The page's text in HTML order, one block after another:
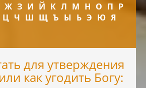
Ж З И Й К Л М Н О П Р
Ц Ч Ш Щ Ъ Ы Ь Э Ю Я
для утверждения
как угодить Богу: